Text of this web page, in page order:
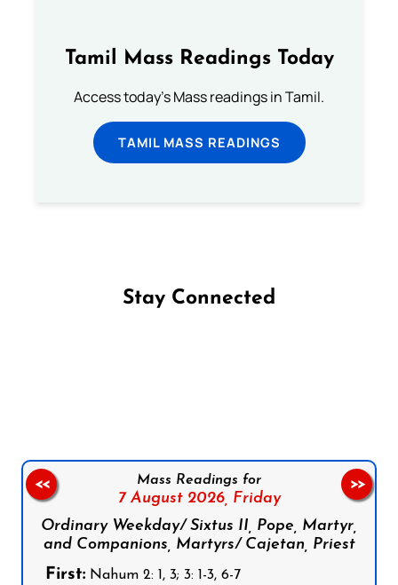
Tamil Mass Readings Today
Access today's Mass readings in Tamil.
TAMIL MASS READINGS
Stay Connected
Mass Readings for
7 August 2026, Friday
Ordinary Weekday/ Sixtus II, Pope, Martyr,
and Companions, Martyrs/ Cajetan, Priest
First: Nahum 2: 1, 3; 3: 1-3, 6-7
<< >>